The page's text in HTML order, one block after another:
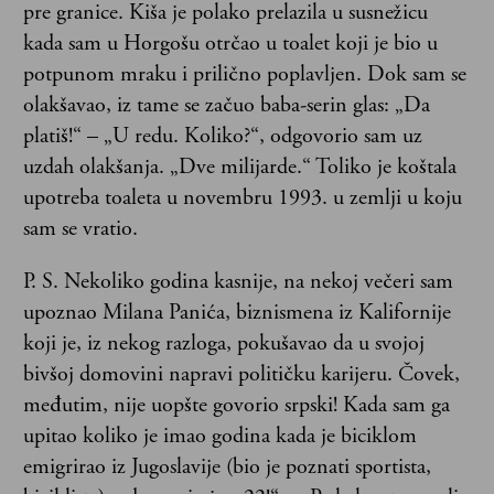
pre granice. Kiša je polako prelazila u susnežicu
kada sam u Horgošu otrčao u toalet koji je bio u
potpunom mraku i prilično poplavljen. Dok sam se
olakšavao, iz tame se začuo baba-serin glas: „Da
platiš!“ – „U redu. Koliko?“, odgovorio sam uz
uzdah olakšanja. „Dve milijarde.“ Toliko je koštala
upotreba toaleta u novembru 1993. u zemlji u koju
sam se vratio.
P. S. Nekoliko godina kasnije, na nekoj večeri sam
upoznao Milana Panića, biznismena iz Kalifornije
koji je, iz nekog razloga, pokušavao da u svojoj
bivšoj domovini napravi političku karijeru. Čovek,
međutim, nije uopšte govorio srpski! Kada sam ga
upitao koliko je imao godina kada je biciklom
emigrirao iz Jugoslavije (bio je poznati sportista,